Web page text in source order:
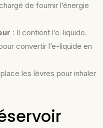
de fournir l’énergie
: Il contient l’e-liquide.
convertir l’e-liquide en
les lèvres pour inhaler